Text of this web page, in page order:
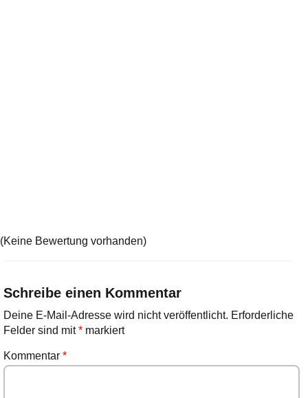
(Keine Bewertung vorhanden)
Schreibe einen Kommentar
Deine E-Mail-Adresse wird nicht veröffentlicht. Erforderliche
Felder sind mit*markiert
Kommentar *